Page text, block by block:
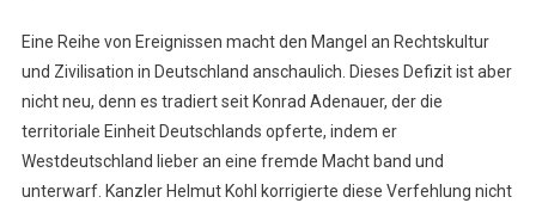
Eine Reihe von Ereignissen macht den Mangel an Rechtskultur
und Zivilisation in Deutschland anschaulich. Dieses Defizit ist aber
nicht neu, denn es tradiert seit Konrad Adenauer, der die
territoriale Einheit Deutschlands opferte, indem er
Westdeutschland lieber an eine fremde Macht band und
unterwarf. Kanzler Helmut Kohl korrigierte diese Verfehlung nicht